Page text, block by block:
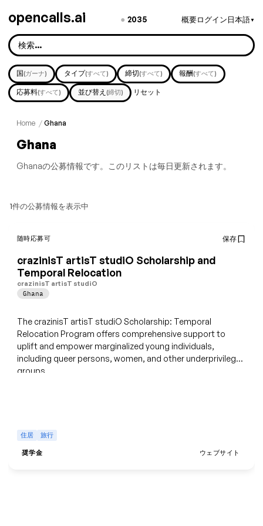
opencalls.ai ● 2035 概要ログイン日本語▼
国(ガーナ) タイプ(すべて) 締切(すべて) 報酬(すべて)
応募料(すべて) 並び替え (締切) リセット
Home / Ghana
Ghana
Ghanaの公募情報です。このリストは毎日更新されます。
1件の公募情報を表示中
随時応募可 保存
crazinisT artisT studiO Scholarship and
Temporal Relocation
crazinisT artisT studiO
Ghana
The crazinisT artisT studiO Scholarship: Temporal
Relocation Program offers comprehensive support to
uplift and empower marginalized young individuals,
including queer persons, women, and other underprivileged
groups.
住居 旅行
奨学金 ウェブサイト